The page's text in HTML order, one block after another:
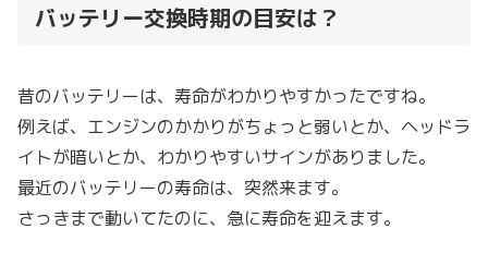
バッテリー交換時期の目安は？
昔のバッテリーは、寿命がわかりやすかったですね。
例えば、エンジンのかかりがちょっと弱いとか、ヘッドラ
イトが暗いとか、わかりやすいサインがありました。
最近のバッテリーの寿命は、突然来ます。
さっきまで動いてたのに、急に寿命を迎えます。